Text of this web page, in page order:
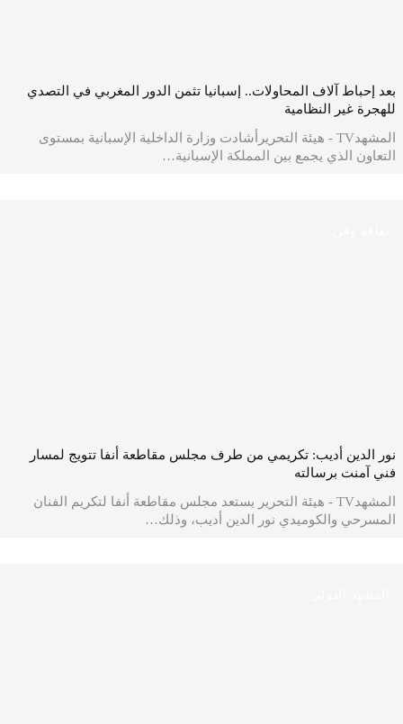
بعد إحباط آلاف المحاولات.. إسبانيا تثمن الدور المغربي في التصدي
للهجرة غير النظامية
المشهدTV - هيئة التحريرأشادت وزارة الداخلية الإسبانية بمستوى
التعاون الذي يجمع بين المملكة الإسبانية…
نور الدين أديب: تكريمي من طرف مجلس مقاطعة أنفا تتويج لمسار
فني آمنت برسالته
المشهدTV - هيئة التحرير يستعد مجلس مقاطعة أنفا لتكريم الفنان
المسرحي والكوميدي نور الدين أديب، وذلك…